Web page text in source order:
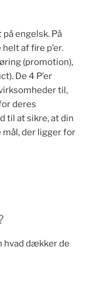
engelsk. På
af fire p’er.
(promotion),
De 4 P’er
til,
deres
til at sikre, at din
mål, der ligger for
hvad dækker de